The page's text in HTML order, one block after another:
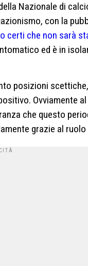
Nazionale di
con la
certi che non sarà
ed è in
posizioni
Ovviamente
che questo
grazie al